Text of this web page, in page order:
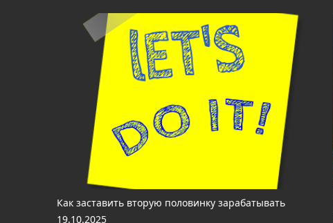
Как заставить вторую половинку зарабатывать
19.10.2025